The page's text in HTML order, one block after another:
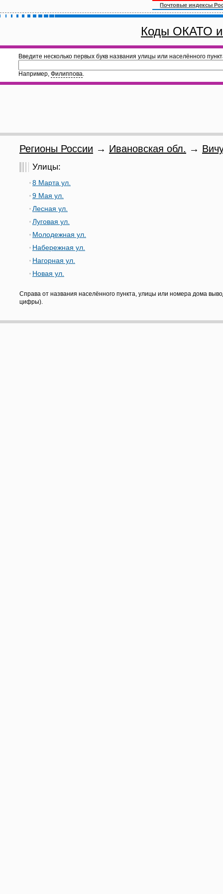
Почтовые индексы
Коды ОКАТО
Введите несколько первых букв названия улицы или населённого
Например, Филиппова.
Регионы России → Ивановская обл. →
Улицы:
8 Марта ул.
9 Мая ул.
Лесная ул.
Луговая ул.
Молодежная ул.
Набережная ул.
Нагорная ул.
Новая ул.
Справа от названия населённого пункта, улицы или номера дома
цифры).